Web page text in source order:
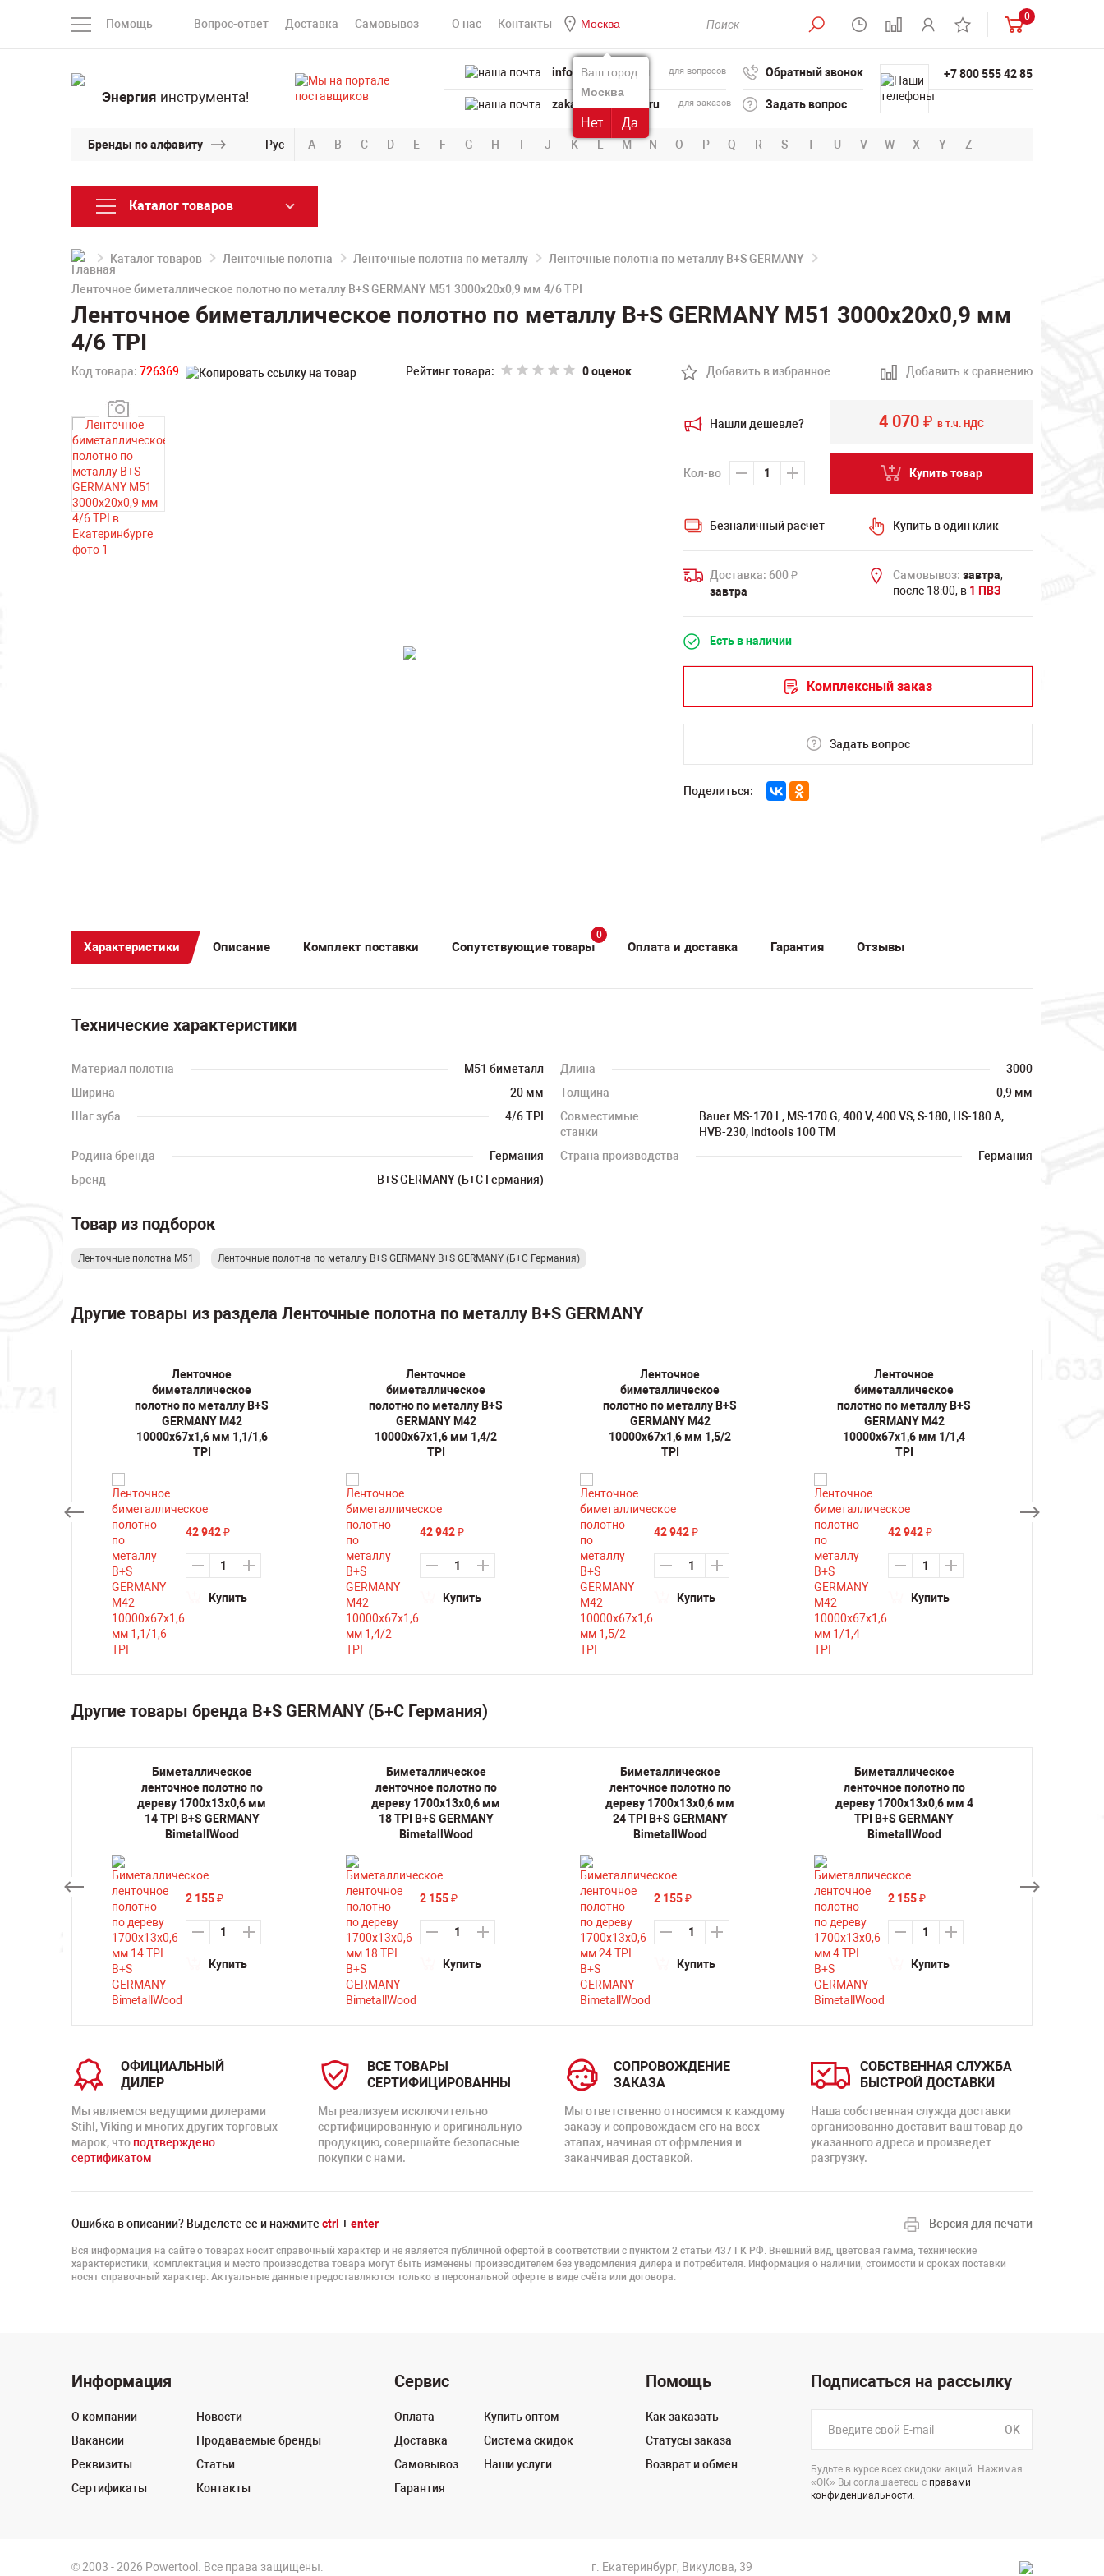
Помощь Вопрос-ответ Доставка Самовывоз О нас Контакты Москва
Ваш город:
Москва
Нет Да
0
Энергия инструмента!
info@powertool.ru для вопросов
zakaz@powertool.ru для заказов
Обратный звонок
Задать вопрос
+7 800 555 42 85
Бренды по алфавиту Рус A B C D E F G H I J K L M N O P Q R S T U V W X Y Z
Каталог товаров
Каталог товаров Ленточные полотна Ленточные полотна по металлу Ленточные полотна по металлу B+S GERMANY
Ленточное биметаллическое полотно по металлу B+S GERMANY M51 3000х20х0,9 мм 4/6 TPI
Ленточное биметаллическое полотно по металлу B+S GERMANY M51 3000х20х0,9 мм
4/6 TPI
Код товара: 726369 Рейтинг товара: 0 оценок Добавить в избранное Добавить к сравнению
Нашли дешевле?
Кол-во
4 070 ₽ в т.ч. НДС
Купить товар
Безналичный расчет Купить в один клик
Доставка: 600 ₽
завтра
Самовывоз: завтра,
после 18:00, в 1 ПВЗ
Есть в наличии
Комплексный заказ
Задать вопрос
Поделиться:
Характеристики Описание Комплект поставки Сопутствующие товары
0
Оплата и доставка Гарантия Отзывы
Технические характеристики
Материал полотна M51 биметалл Длина
3000
Ширина
20 мм Толщина
0,9 мм
Шаг зуба
4/6 TPI
Совместимые
станки
Bauer MS-170 L, MS-170 G, 400 V, 400 VS, S-180, HS-180 A,
HVB-230, Indtools 100 TM
Родина бренда
Германия Страна производства
Германия
Бренд
B+S GERMANY (Б+С Германия)
Товар из подборок
Ленточные полотна M51 Ленточные полотна по металлу B+S GERMANY B+S GERMANY (Б+С Германия)
Другие товары из раздела Ленточные полотна по металлу B+S GERMANY
Ленточное
биметаллическое
полотно по металлу B+S
GERMANY M42
10000х67х1,6 мм 1,1/1,6
TPI
42 942 ₽
Купить
Ленточное
биметаллическое
полотно по металлу B+S
GERMANY M42
10000х67х1,6 мм 1,4/2
TPI
42 942 ₽
Купить
Ленточное
биметаллическое
полотно по металлу B+S
GERMANY M42
10000х67х1,6 мм 1,5/2
TPI
42 942 ₽
Купить
Ленточное
биметаллическое
полотно по металлу B+S
GERMANY M42
10000х67х1,6 мм 1/1,4
TPI
42 942 ₽
Купить
Другие товары бренда B+S GERMANY (Б+С Германия)
Биметаллическое
ленточное полотно по
дереву 1700х13х0,6 мм
14 TPI B+S GERMANY
BimetallWood
2 155 ₽
Купить
Биметаллическое
ленточное полотно по
дереву 1700х13х0,6 мм
18 TPI B+S GERMANY
BimetallWood
2 155 ₽
Купить
Биметаллическое
ленточное полотно по
дереву 1700х13х0,6 мм
24 TPI B+S GERMANY
BimetallWood
2 155 ₽
Купить
Биметаллическое
ленточное полотно по
дереву 1700х13х0,6 мм 4
TPI B+S GERMANY
BimetallWood
2 155 ₽
Купить
ОФИЦИАЛЬНЫЙ
ДИЛЕР
Мы являемся ведущими дилерами
Stihl, Viking и многих других торговых
марок, что подтверждено
сертификатом
ВСЕ ТОВАРЫ
СЕРТИФИЦИРОВАННЫ
Мы реализуем исключительно
сертифицированную и оригинальную
продукцию, совершайте безопасные
покупки с нами.
СОПРОВОЖДЕНИЕ
ЗАКАЗА
Мы ответственно относимся к каждому
заказу и сопровождаем его на всех
этапах, начиная от офрмления и
заканчивая доставкой.
СОБСТВЕННАЯ СЛУЖБА
БЫСТРОЙ ДОСТАВКИ
Наша собственная служда доставки
организованно доставит ваш товар до
указанного адреса и произведет
разгрузку.
Ошибка в описании? Выделете ее и нажмите ctrl +enter Версия для печати
Вся информация на сайте о товарах носит справочный характер и не является публичной офертой в соответствии с пунктом 2 статьи 437 ГК РФ. Внешний вид, цветовая гамма, технические
характеристики, комплектация и место производства товара могут быть изменены производителем без уведомления дилера и потребителя. Информация о наличии, стоимости и сроках поставки
носят справочный характер. Актуальные данные предоставляются только в персональной оферте в виде счёта или договора.
Информация
О компании
Вакансии
Реквизиты
Сертификаты
Новости
Продаваемые бренды
Статьи
Контакты
Сервис
Оплата
Доставка
Самовывоз
Гарантия
Купить оптом
Система скидок
Наши услуги
Помощь
Как заказать
Статусы заказа
Возврат и обмен
Подписаться на рассылку
OK
Будьте в курсе всех скидоки акций. Нажимая
«ОК» Вы соглашаетесь с правами
конфиденциальности.
© 2003 - 2026 Powertool. Все права защищены. г. Екатеринбург, Викулова, 39